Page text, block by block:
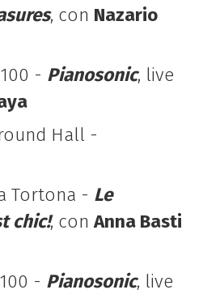
, con Nazario
- Pianosonic, live
Hall -
Tortona - Le
chic!, conAnna Basti
- Pianosonic, live